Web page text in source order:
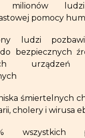
ludzi
pomocy
ludzi
bezpiecznych
urządzeń
śmiertelnych
cholery i wirusa
wszystkich